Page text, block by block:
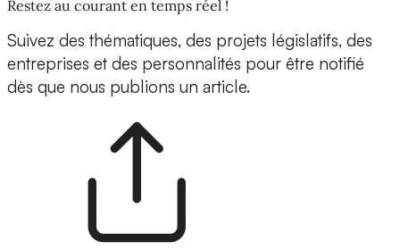
Restez au courant en temps réel !
Suivez des thématiques, des projets législatifs, des
entreprises et des personnalités pour être notifié
dès que nous publions un article.